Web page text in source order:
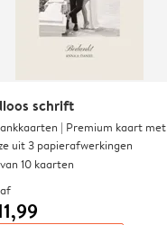
schrift
| Premium kaart met
uit 3 papierafwerkingen
10 kaarten